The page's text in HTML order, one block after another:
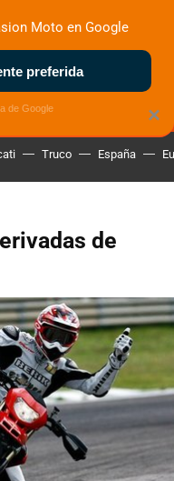
NUEVO
MOTOS ELÉCTRICAS
Truco España
de
×
Moto en Google
preferida
de Google